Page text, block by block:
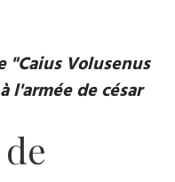
"Caius Volusenus
l'armée de césar